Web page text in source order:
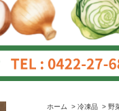
ホーム > 冷凍品 > 野